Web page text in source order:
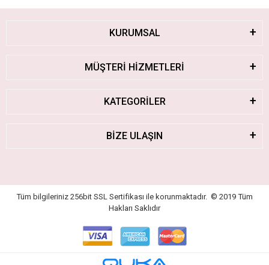
KURUMSAL
MÜŞTERİ HİZMETLERİ
KATEGORİLER
BİZE ULAŞIN
Tüm bilgileriniz 256bit SSL Sertifikası ile korunmaktadır. © 2019 Tüm
Hakları Saklıdır